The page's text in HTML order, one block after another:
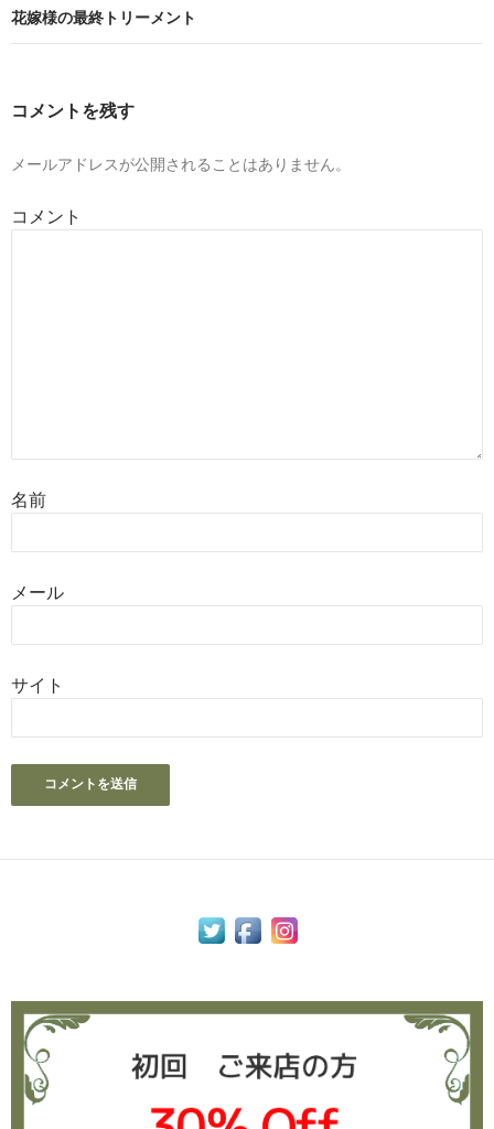
ビ
ゲ
ー
ョ
ン
花嫁様の最終トリーメント
コメントを残す
メールアドレスが公開されることはありません。
コメント
名前
メール
サイト